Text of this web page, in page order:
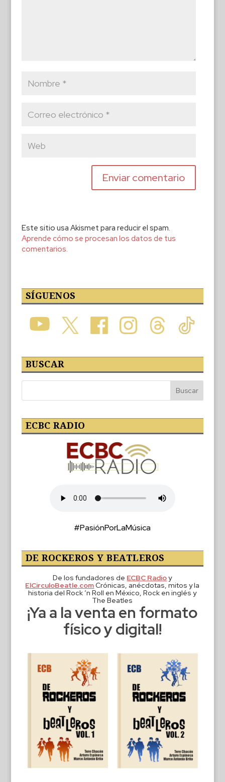
Este sitio usa Akismet para reducir el spam.
Aprende cómo se procesan los datos de tus
comentarios.
SÍGUENOS
BUSCAR
ECBC RADIO
#PasiónPorLaMúsica
DE ROCKEROS Y BEATLEROS
De los fundadores de ECBC Radioy
ElCirculoBeatle.comCrónicas, anécdotas, mitos y la
historia del Rock ‘n Roll en México, Rock en inglés y
The Beatles
¡Ya a la venta en formato
físico y digital!